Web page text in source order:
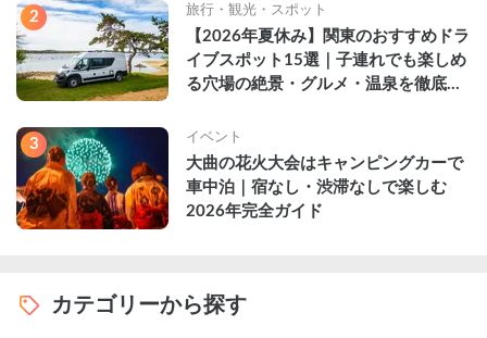
2 旅行・観光・スポット
【2026年夏休み】関東のおすすめドラ
イブスポット15選｜子連れでも楽しめ
る穴場の絶景・グルメ・温泉を徹底解
3 イベント
大曲の花火大会はキャンピングカーで
車中泊｜宿なし・渋滞なしで楽しむ
2026年完全ガイド
カテゴリーから探す